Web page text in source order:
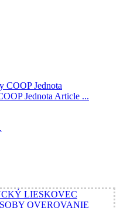
Jednota Article ...
LIESKOVEC
OVEROVANIE